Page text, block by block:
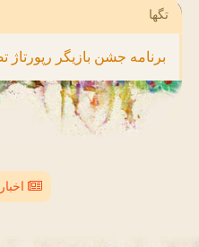
تگها
برنامه جشن بازیگر رپورتاژ